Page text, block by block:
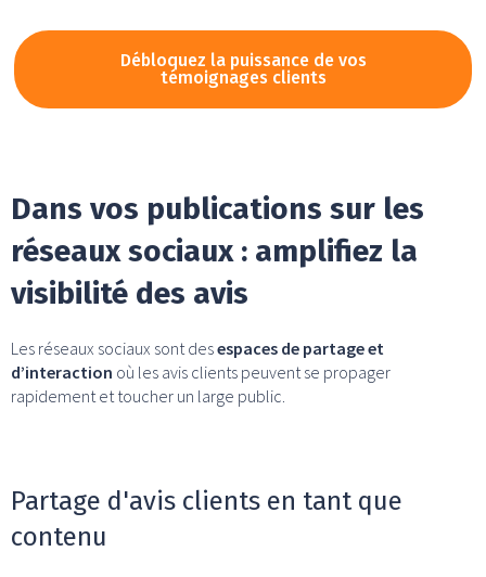
Débloquez la puissance de vos
témoignages clients
Dans vos publications sur les
réseaux sociaux : amplifiez la
visibilité des avis
Les réseaux sociaux sont desespaces de partage et
d’interaction où les avis clients peuvent se propager
rapidement et toucher un large public.
Partage d'avis clients en tant que
contenu